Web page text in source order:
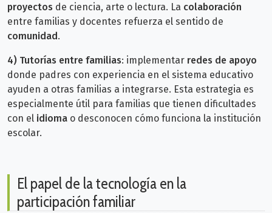
proyectos de ciencia, arte o lectura. La colaboración
entre familias y docentes refuerza el sentido de
comunidad.
4) Tutorías entre familias: implementar redes de apoyo
donde padres con experiencia en el sistema educativo
ayuden a otras familias a integrarse. Esta estrategia es
especialmente útil para familias que tienen dificultades
con el idioma o desconocen cómo funciona la institución
escolar.
El papel de la tecnología en la
participación familiar